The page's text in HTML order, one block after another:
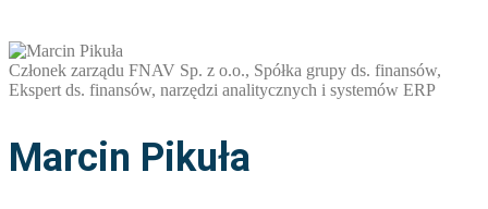
Członek zarządu FNAV Sp. z o.o., Spółka grupy ds. finansów,
Ekspert ds. finansów, narzędzi analitycznych i systemów ERP
Marcin Pikuła